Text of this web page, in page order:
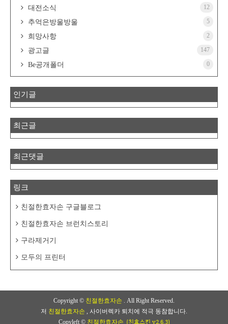
대전소식 12
추억은방울방울 5
희망사항 2
광고글 147
Be공개폴더 0
인기글
최근글
최근댓글
링크
친절한효자손 구글블로그
친절한효자손 브런치스토리
구라제거기
모두의 프린터
Copyright © 친절한효자손 . All Right Reserved.
저 친절한효자손 , 사이버렉카 퇴치에 적극 동참합니다.
Copyleft © 친절한효자손 (친효스킨 v2.6.3)